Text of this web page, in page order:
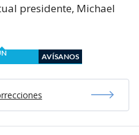
presidente, Michael
AVÍSANOS